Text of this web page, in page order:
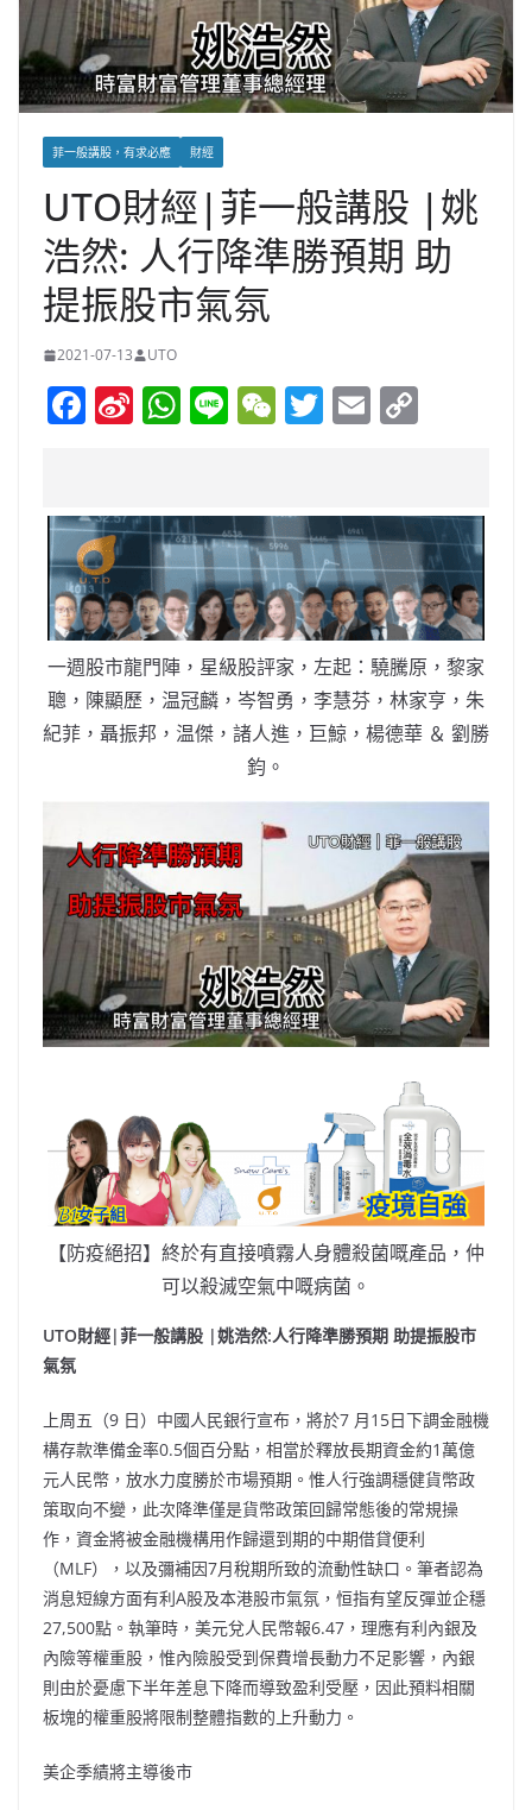
菲一般講股，有求必應 財經
UTO財經|菲一般講股 |姚
浩然: 人行降準勝預期 助
提振股市氣氛
2021-07-13 UTO
F
e
b
o
o
k
Si
W
ei
b
o
W
s
A
p
p
Li W
h
at
T
er
E
l y
Li
n
k
一週股市龍門陣，星級股評家，左起：驍騰原，黎家
聰，陳顯歷，温冠麟，岑智勇，李慧芬，林家亨，朱
紀菲，聶振邦，温傑，諸人進，巨鯨，楊德華 ＆ 劉勝
鈞。
【防疫絕招】終於有直接噴霧人身體殺菌嘅產品，仲
可以殺滅空氣中嘅病菌。
UTO財經|菲一般講股 |姚浩然:人行降準勝預期 助提振股市
氣氛
上周五（9 日）中國人民銀行宣布，將於7 月15日下調金融機
構存款準備金率0.5個百分點，相當於釋放長期資金約1萬億
元人民幣，放水力度勝於市場預期。惟人行強調穩健貨幣政
策取向不變，此次降準僅是貨幣政策回歸常態後的常規操
作，資金將被金融機構用作歸還到期的中期借貸便利
（MLF），以及彌補因7月稅期所致的流動性缺口。筆者認為
消息短線方面有利A股及本港股市氣氛，恒指有望反彈並企穩
27,500點。執筆時，美元兌人民幣報6.47，理應有利內銀及
內險等權重股，惟內險股受到保費增長動力不足影響，內銀
則由於憂慮下半年差息下降而導致盈利受壓，因此預料相關
板塊的權重股將限制整體指數的上升動力。
美企季績將主導後市